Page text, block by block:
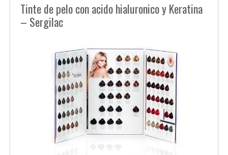
Tinte de pelo con acido hialuronico y Keratina
– Sergilac